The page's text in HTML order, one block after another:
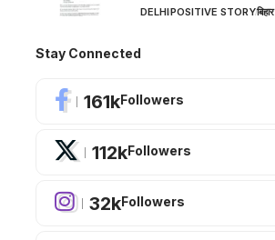
DELHIPOSITIVE STORYबिहार
Stay Connected
161kFollowers
112kFollowers
32kFollowers